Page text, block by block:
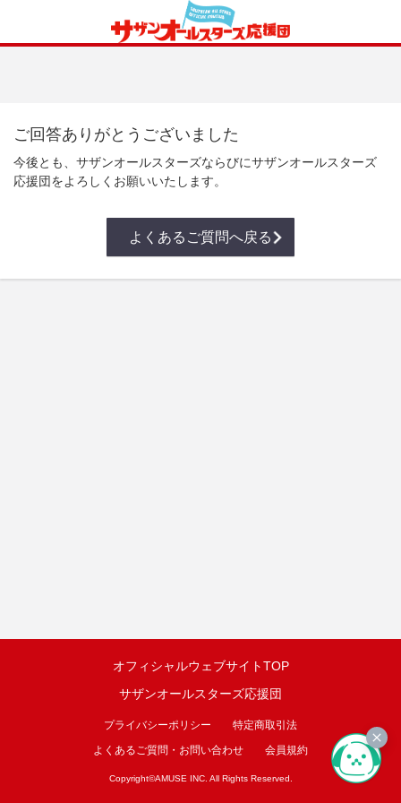
ご回答ありがとうございました
今後とも、サザンオールスターズならびにサザンオールスターズ
応援団をよろしくお願いいたします。
よくあるご質問へ戻る
オフィシャルウェブサイトTOP
サザンオールスターズ応援団
プライバシーポリシー
特定商取引法
よくあるご質問・お問い合わせ
会員規約
Copyright©AMUSE INC. All Rights Reserved.